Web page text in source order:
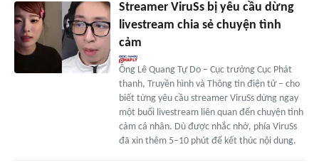
Streamer ViruSs bị yêu cầu dừng
livestream chia sẻ chuyện tình
cảm
Ông Lê Quang Tự Do – Cục trưởng Cục Phát
thanh, Truyền hình và Thông tin điện tử – cho
biết từng yêu cầu streamer ViruSs dừng ngay
một buổi livestream liên quan đến chuyện tình
cảm cá nhân. Dù được nhắc nhở, phía ViruSs
đã xin thêm 5–10 phút để kết thúc nội dung.